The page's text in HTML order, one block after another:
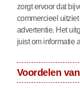
zorgt ervoor dat
commercieel
advertentie. Het
juist om informatie
Voordelen